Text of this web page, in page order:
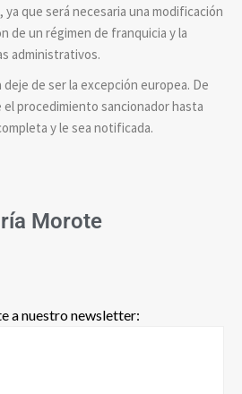
que será necesaria una modificación
de un régimen de franquicia y la
administrativos.
de ser la excepción europea. De
procedimiento sancionador hasta
y le sea notificada.
Morote
a nuestro newsletter: